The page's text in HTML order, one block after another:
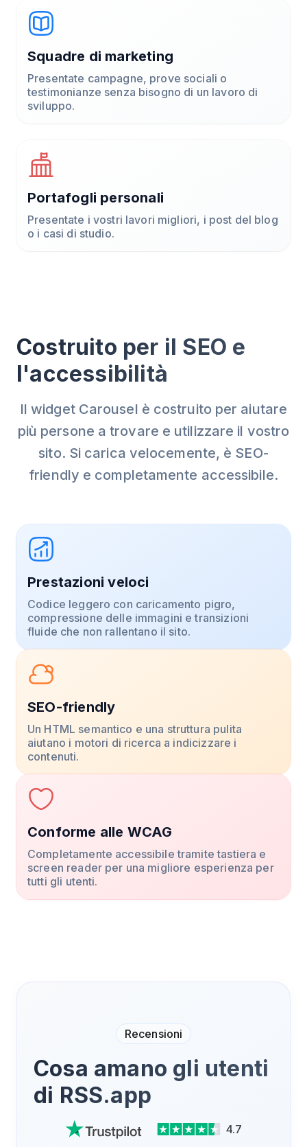
Squadre di marketing
Presentate campagne, prove sociali o
testimonianze senza bisogno di un lavoro di
sviluppo.
Portafogli personali
Presentate i vostri lavori migliori, i post del blog
o i casi di studio.
Costruito per il SEO e
l'accessibilità
Il widget Carousel è costruito per aiutare
più persone a trovare e utilizzare il vostro
sito. Si carica velocemente, è SEO-
friendly e completamente accessibile.
Prestazioni veloci
Codice leggero con caricamento pigro,
compressione delle immagini e transizioni
fluide che non rallentano il sito.
SEO-friendly
Un HTML semantico e una struttura pulita
aiutano i motori di ricerca a indicizzare i
contenuti.
Conforme alle WCAG
Completamente accessibile tramite tastiera e
screen reader per una migliore esperienza per
tutti gli utenti.
Recensioni
Cosa amano gli utenti
di RSS.app
4.7